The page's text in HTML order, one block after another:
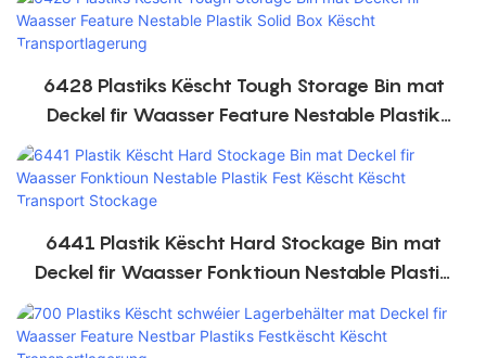
6428 Plastiks Këscht Tough Storage Bin mat
Deckel fir Waasser Feature Nestable Plastik
Solid Box Këscht Transportlagerung
6441 Plastik Këscht Hard Stockage Bin mat
Deckel fir Waasser Fonktioun Nestable Plastik